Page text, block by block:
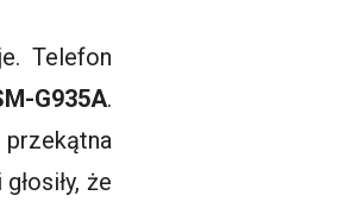
Telefon
G935A.
że